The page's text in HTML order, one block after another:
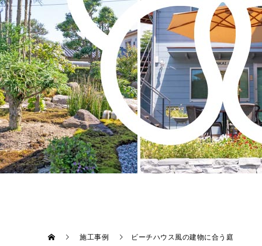
施工事例 ビーチハウス風の建物に合う庭